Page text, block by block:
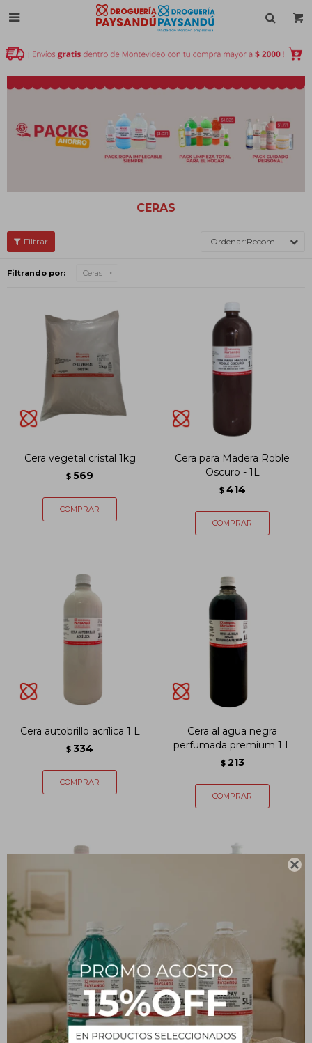


CERAS
Recomendados
Filtrando por: Ceras
Cera vegetal cristal 1kg
$ 569
Cera para Madera Roble
Oscuro - 1L
$ 414
Cera autobrillo acrílica 1 L
$ 334
Cera al agua negra
perfumada premium 1 L
$ 213
Cera al agua roja
perfumada premium 1 L
$ 217
Lustra Muebles 500 ml
165